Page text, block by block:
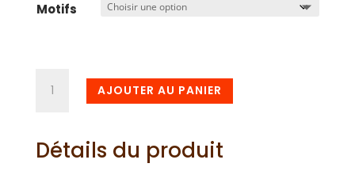
Motifs
quantité
japonaises
supérieures
AJOUTER AU PANIER
Détails du produit